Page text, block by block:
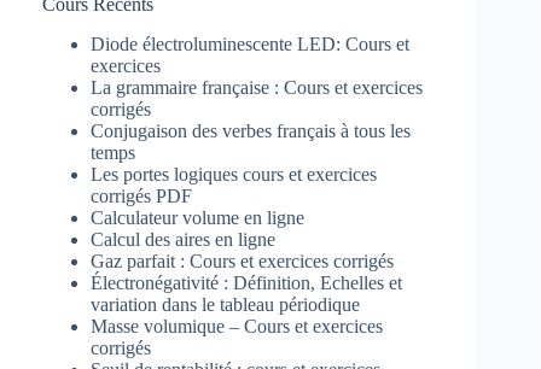
Cours Récents
Diode électroluminescente LED: Cours et
exercices
La grammaire française : Cours et exercices
corrigés
Conjugaison des verbes français à tous les
temps
Les portes logiques cours et exercices
corrigés PDF
Calculateur volume en ligne
Calcul des aires en ligne
Gaz parfait : Cours et exercices corrigés
Électronégativité : Définition, Echelles et
variation dans le tableau périodique
Masse volumique – Cours et exercices
corrigés